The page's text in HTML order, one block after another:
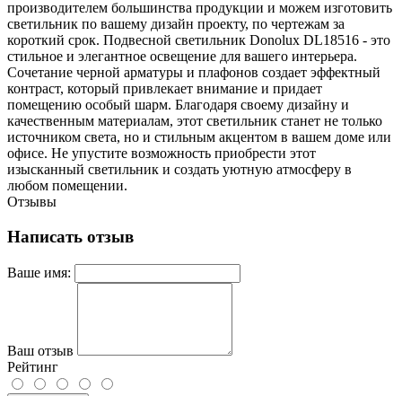
производителем большинства продукции и можем изготовить
светильник по вашему дизайн проекту, по чертежам за
короткий срок. Подвесной светильник Donolux DL18516 - это
стильное и элегантное освещение для вашего интерьера.
Сочетание черной арматуры и плафонов создает эффектный
контраст, который привлекает внимание и придает
помещению особый шарм. Благодаря своему дизайну и
качественным материалам, этот светильник станет не только
источником света, но и стильным акцентом в вашем доме или
офисе. Не упустите возможность приобрести этот
изысканный светильник и создать уютную атмосферу в
любом помещении.
Отзывы
Написать отзыв
Ваше имя:
Ваш отзыв
Рейтинг